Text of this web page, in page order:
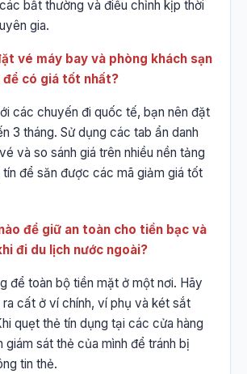
bất thường và điều chỉnh kịp thời
gia.
vé máy bay và phòng khách sạn
có giá tốt nhất?
các chuyến đi quốc tế, bạn nên đặt
3 tháng. Sử dụng các tab ẩn danh
và so sánh giá trên nhiều nền tảng
tín để săn được các mã giảm giá tốt
để giữ an toàn cho tiền bạc và
đi du lịch nước ngoài?
để toàn bộ tiền mặt ở một nơi. Hãy
ra cất ở ví chính, ví phụ và két sắt
quẹt thẻ tín dụng tại các cửa hàng
giám sát thẻ của mình để tránh bị
tin thẻ.